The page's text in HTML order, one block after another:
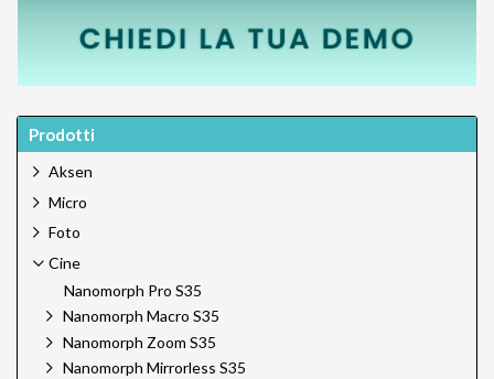
Prodotti
Aksen
Micro
Foto
Cine
Nanomorph Pro S35
Nanomorph Macro S35
Nanomorph Zoom S35
Nanomorph Mirrorless S35